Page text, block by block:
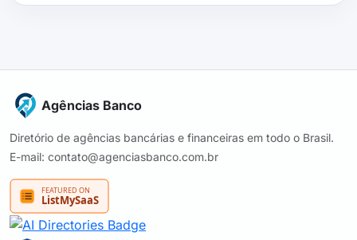
Agências Banco
Diretório de agências bancárias e financeiras em todo o Brasil.
E-mail: contato@agenciasbanco.com.br